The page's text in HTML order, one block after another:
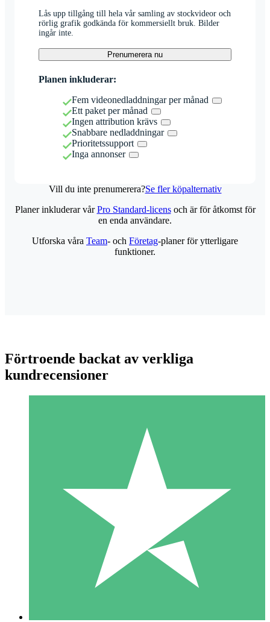
Lås upp tillgång till hela vår samling av stockvideor och
rörlig grafik godkända för kommersiellt bruk. Bilder
ingår inte.
Prenumerera nu
Planen inkluderar:
Fem videonedladdningar per månad
Ett paket per månad
Ingen attribution krävs
Snabbare nedladdningar
Prioritetssupport
Inga annonser
Vill du inte prenumerera?Se fler köpalternativ
Individuella Kreditpaket
Betala per användning med nedladdningskrediter. Inget
1 Nedladdningar
10 00
Planer inkluderar vårPro Standard-licensoch är för åtkomst för
en enda användare.
Utforska våra Team- och Företag-planer för ytterligare
funktioner.
Förtroende backat av verkliga
kundrecensioner